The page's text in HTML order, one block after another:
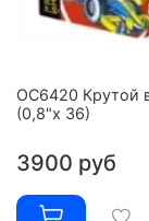
ОС6420 Крутой
(0,8"х 36)
3900 руб